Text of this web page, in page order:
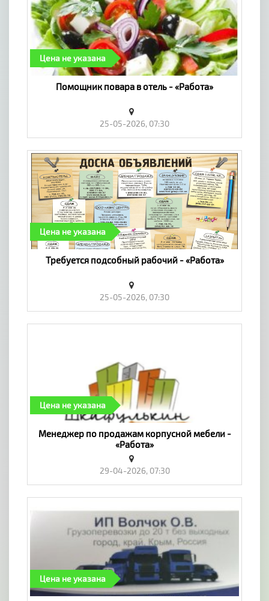
Цена не указана
Помощник повара в отель - «Работа»
25-05-2026, 07:30
Цена не указана
Требуется подсобный рабочий - «Работа»
25-05-2026, 07:30
Цена не указана
Менеджер по продажам корпусной мебели -
«Работа»
29-04-2026, 07:30
Цена не указана